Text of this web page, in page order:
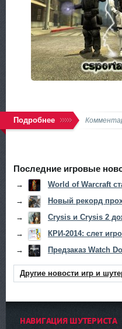
Подробнее
Последние игровые
→
World of Warcraft
→
Новый рекорд
→
Crysis и Crysis 2
→
КРИ-2014: слет
→
Предзаказ Watch
Другие новости игр и
НАВИГАЦИЯ ШУТЕРИСТА